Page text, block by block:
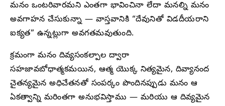
మనం ఒంటరివారమని ఎంతగా భావించినా లేదా మనల్ని మనం
అవగాహన చేసుకున్నా — వాస్తవానికి “దేవునితో విడదీయరాని
ఐక్యత” ఉన్నట్లుగా అవగతమవుతుంది.
క్రమంగా మనం దివ్యసంకల్పాల ద్వారా
సహజావబోధాత్మకమయిన, ఆత్మ యొక్క నిత్యమైన, దివ్యానంద
చైతన్యమైన అధిచేతనతో సంపర్కం పొందినప్పుడు మనం ఆ
ఏకత్వాన్ని మరింతగా అనుభవిస్తాము — మరియు ఆ దివ్యమైన